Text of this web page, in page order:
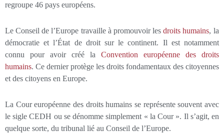
regroupe 46 pays européens.
Le Conseil de l’Europe travaille à promouvoir les droits humains, la
démocratie et l’État de droit sur le continent. Il est notamment
connu pour avoir créé la Convention européenne des droits
humains. Ce dernier protège les droits fondamentaux des citoyennes
et des citoyens en Europe.
La Cour européenne des droits humains se représente souvent avec
le sigle CEDH ou se dénomme simplement « la Cour ». Il s’agit, en
quelque sorte, du tribunal lié au Conseil de l’Europe.